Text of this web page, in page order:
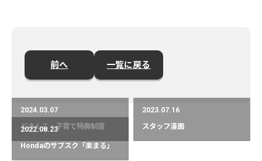
前へ 一覧に戻る
2024.03.07
どさんこ・子育て特典制度
2023.07.16
スタッフ漫画
2022.08.23
Hondaのサブスク「楽まる」